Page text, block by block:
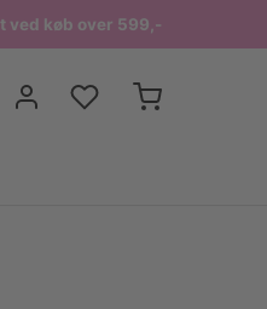
ved køb over 599,-